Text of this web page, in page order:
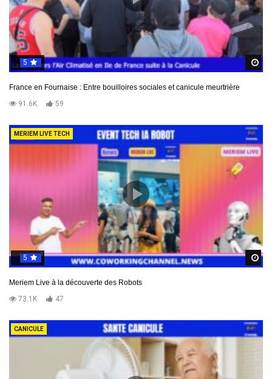
5
France en Fournaise : Entre bouilloires sociales et canicule meurtrière
91.6K
59
MERIEM LIVE TECH
5
Meriem Live à la découverte des Robots
73.1K
47
CANICULE